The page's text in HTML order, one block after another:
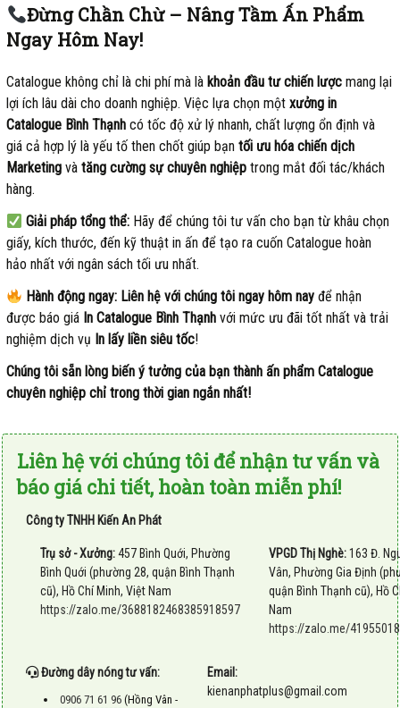
Đừng Chần Chừ – Nâng Tầm Ấn Phẩm
Ngay Hôm Nay!
Catalogue không chỉ là chi phí mà là khoản đầu tư chiến lược mang lại
lợi ích lâu dài cho doanh nghiệp. Việc lựa chọn mộtxưởng in
Catalogue Bình Thạnh có tốc độ xử lý nhanh, chất lượng ổn định và
giá cả hợp lý là yếu tố then chốt giúp bạntối ưu hóa chiến dịch
Marketing vàtăng cường sự chuyên nghiệp trong mắt đối tác/khách
hàng.
Giải pháp tổng thể: Hãy để chúng tôi tư vấn cho bạn từ khâu chọn
giấy, kích thước, đến kỹ thuật in ấn để tạo ra cuốn Catalogue hoàn
hảo nhất với ngân sách tối ưu nhất.
Hành động ngay: Liên hệ với chúng tôi ngay hôm nay để nhận
được báo giá In Catalogue Bình Thạnh với mức ưu đãi tốt nhất và trải
nghiệm dịch vụ In lấy liền siêu tốc!
Chúng tôi sẵn lòng biến ý tưởng của bạn thành ấn phẩm Catalogue
chuyên nghiệp chỉ trong thời gian ngắn nhất!
Liên hệ với chúng tôi để nhận tư vấn và
báo giá chi tiết, hoàn toàn miễn phí!
Công ty TNHH Kiến An Phát
Trụ sở - Xưởng:457 Bình Quới, Phường
Bình Quới (phường 28, quận Bình Thạnh
cũ), Hồ Chí Minh, Việt Nam
https://zalo.me/3688182468385918597
VPGD Thị Nghè:163 Đ.
Vân, Phường Gia Định
quận Bình Thạnh cũ), Hồ
Nam
https://zalo.me/
Đường dây nóng tư vấn:
0906 71 61 96 (Hồng Vân -
Email:
kienanphatplus@gmail.com